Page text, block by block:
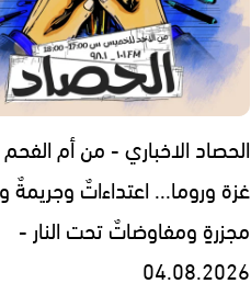
الحصاد الاخباري - من أم
غزة وروما... اعتداءاتٌ وجريمةٌ
مجزرةٍ ومفاوضاتٌ تحت النار -
04.08.2026